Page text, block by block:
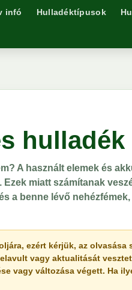
infó Hulladéktípusok
hulladék
A használt elemek és
miatt számítanak
a benne lévő
ezért kérjük, az olvasása
vagy aktualitását
vagy változása végett. Ha